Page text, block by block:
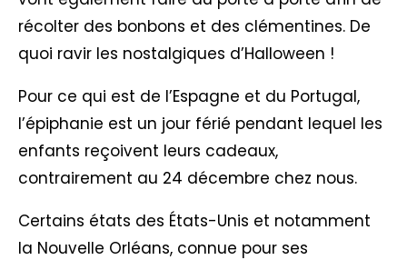
récolter des bonbons et des clémentines. De
quoi ravir les nostalgiques d’Halloween !
Pour ce qui est de l’Espagne et du Portugal,
l’épiphanie est un jour férié pendant lequel les
enfants reçoivent leurs cadeaux,
contrairement au 24 décembre chez nous.
Certains états des États-Unis et notamment
la Nouvelle Orléans, connue pour ses